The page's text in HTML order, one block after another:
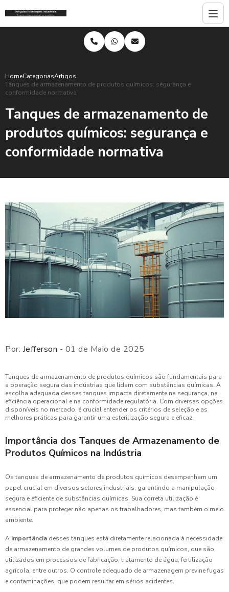
HomeCategoriasArtigos
Tanques de armazenamento de produtos químicos: segurança e
conformidade normativa
Tanques de armazenamento de
produtos químicos: segurança e
conformidade normativa
Por: Jefferson - 01 de Maio de 2025
Tanques de armazenamento de produtos químicos são fundamentais para
a operação segura das indústrias que lidam com substâncias químicas. A
escolha adequada desses tanques impacta diretamente na segurança, na
eficiência operacional e na conformidade regulatória. Com diversas opções
disponíveis no mercado, é crucial entender os critérios de seleção e as
melhores práticas para garantir uma esterilização segura e eficaz.
Importância dos Tanques de Armazenamento de
Produtos Químicos na Indústria
Os tanques de armazenamento de produtos químicos desempenham um
papel crucial em diversos setores industriais, garantindo a manipulação
segura e eficiente de substâncias químicas. Sua correta utilização é
essencial para proteger não apenas os trabalhadores, mas também o meio
ambiente.
A importância desses tanques está diretamente relacionada à necessidade
de armazenamento de grandes volumes de produtos químicos, que são
utilizados em processos de fabricação, tratamento de água, fertilização
agrícola, entre outros. O controle adequado de armazenagem previne fugas
e contaminações, que podem resultar em sérios acidentes.